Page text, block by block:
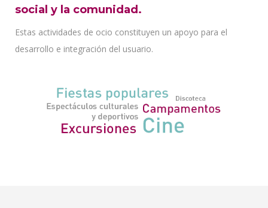
social y la comunidad.
Estas actividades de ocio constituyen un apoyo para el
desarrollo e integración del usuario.